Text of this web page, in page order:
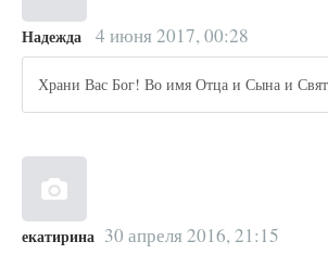
Надежда 4 июня 2017, 00:28
Храни Вас Бог! Во имя Отца и Сына и
екатирина 30 апреля 2016, 21:15